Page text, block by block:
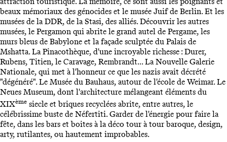
beaux mémoriaux des génocides et le musée Juif de Berlin. Et les
musées de la DDR, de la Stasi, des alliés. Découvrir les autres
musées, le Pergamon qui abrite le grand autel de Pergame, les
murs bleus de Babylone et la façade sculptée du Palais de
Mshatta. La Pinacothèque, d'une incroyable richesse : Durer,
Rubens, Titien, le Caravage, Rembrandt... La Nouvelle Galerie
Nationale, qui met à l'honneur ce que les nazis avait décrété
"dégénéré". Le Musée du Bauhaus, autour de l'école de Weimar. Le
Neues Museum, dont l'architecture mélangeant éléments du
XIXème siecle et briques recyclées abrite, entre autres, le
célébrissime buste de Néfertiti. Garder de l'énergie pour faire la
fête, dans les bars et boites à la déco tour à tour baroque, design,
arty, rutilantes, ou hautement improbables.